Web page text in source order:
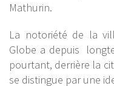
Mathurin.
La notoriété de la
Globe a depuis
pourtant, derrière la
se distingue par une